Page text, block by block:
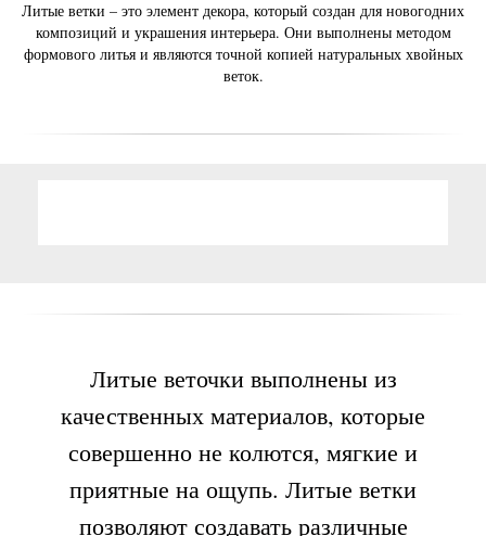
Литые ветки – это элемент декора, который создан для новогодних
композиций и украшения интерьера. Они выполнены методом
формового литья и являются точной копией натуральных хвойных
веток.
Литые веточки выполнены из
качественных материалов, которые
совершенно не колются, мягкие и
приятные на ощупь. Литые ветки
позволяют создавать различные